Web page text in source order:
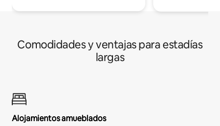
Comodidades y ventajas para estadías
largas
Alojamientos amueblados